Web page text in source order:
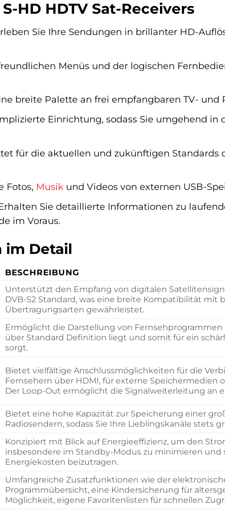
HD HDTV Sat-Receivers
Sie Ihre Sendungen in brillanter HD-
Menüs und der logischen
breite Palette an frei empfangbaren TV- und
Einrichtung, sodass Sie umgehend in
für die aktuellen und zukünftigen Standards
Fotos, Musik und Videos von externen USB-
Sie detaillierte Informationen zu
im Voraus.
im Detail
BESCHREIBUNG
Unterstützt den Empfang von digitalen
DVB-S2 Standard, was eine breite Kompatibilität
Übertragungsarten gewährleistet.
Ermöglicht die Darstellung von
über Standard Definition liegt und somit für ein
sorgt.
Bietet vielfältige Anschlussmöglichkeiten für die
Fernsehern über HDMI, für externe Speichermedien
Der Loop-Out ermöglicht die Signalweiterleitung an
Bietet eine hohe Kapazität zur Speicherung einer
Radiosendern, sodass Sie Ihre Lieblingskanäle stets
Konzipiert mit Blick auf Energieeffizienz, um den
insbesondere im Standby-Modus zu minimieren und
Energiekosten beizutragen.
Umfangreiche Zusatzfunktionen wie der
Programmübersicht, eine Kindersicherung für
Möglichkeit, eigene Favoritenlisten für schnellen